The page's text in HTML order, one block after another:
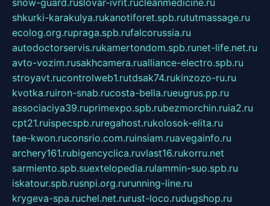
shkurki-karakulya.rukanotiforet.spb.rututmassage.ru
ecolog.org.rupraga.spb.rufalcorussia.ru
autodoctorservis.rukamertondom.spb.runet-life.net.ru
avto-vozim.rusakhcamera.rualliance-electro.spb.ru
stroyavt.rucontrolweb1.rutdsak74.rukinzozo-ru.ru
kvotka.ruiron-snab.rucosta-bella.rueugrus.pp.ru
associaciya39.ruprimexpo.spb.rubezmorchin.ruia2.ru
cpt21.ruispecspb.ruregahost.rukolosok-elita.ru
tae-kwon.ruconsrio.com.ruinsiam.ruavegainfo.ru
archery161.rubigencyclica.ruvlast16.rukorru.net
sarmiento.spb.suextelopedia.rulammin-suo.spb.ru
iskatour.spb.rusnpi.org.rurunning-line.ru
krygeva-spa.ruchel.net.rurust-loco.rudugshop.ru